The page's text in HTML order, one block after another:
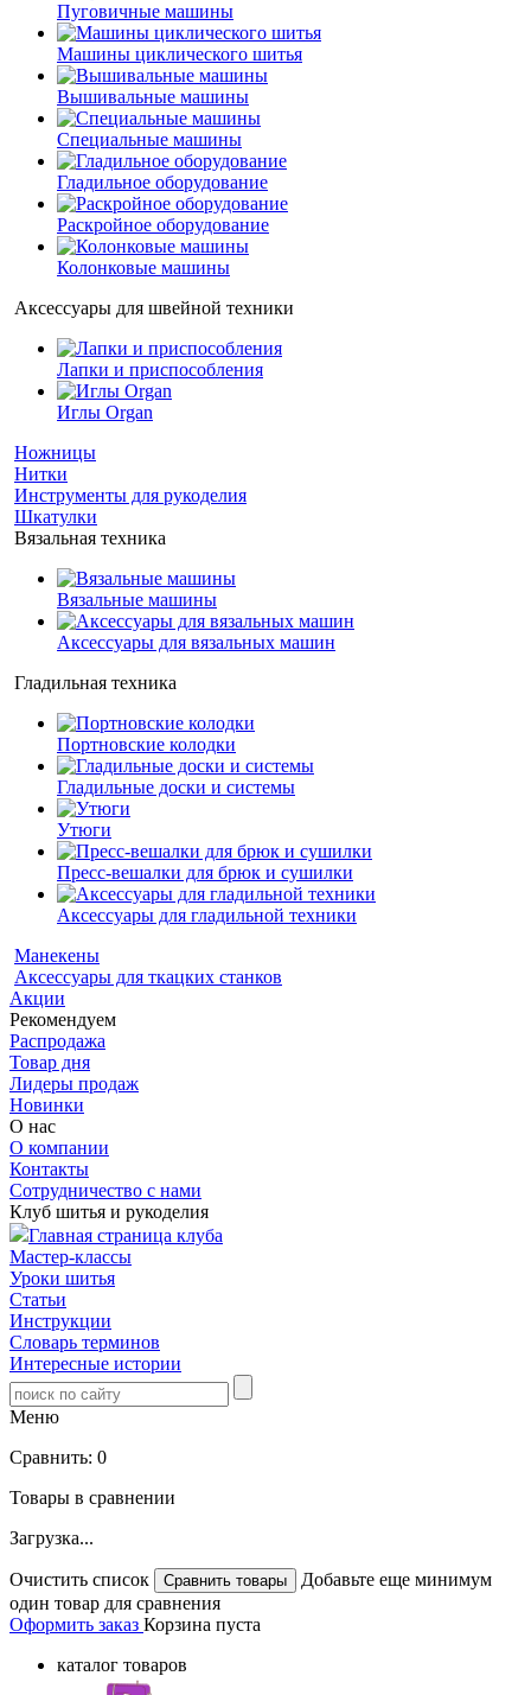
Пуговичные машины
Машины циклического шитья
Вышивальные машины
Специальные машины
Гладильное оборудование
Раскройное оборудование
Колонковые машины
Аксессуары для швейной техники
Лапки и приспособления
Иглы Organ
Ножницы
Нитки
Инструменты для рукоделия
Шкатулки
Вязальная техника
Вязальные машины
Аксессуары для вязальных машин
Гладильная техника
Портновские колодки
Гладильные доски и системы
Утюги
Пресс-вешалки для брюк и сушилки
Аксессуары для гладильной техники
Манекены
Аксессуары для ткацких станков
Акции
Рекомендуем
Распродажа
Товар дня
Лидеры продаж
Новинки
О нас
О компании
Контакты
Сотрудничество с нами
Клуб шитья и рукоделия
Главная страница клуба
Мастер-классы
Уроки шитья
Статьи
Инструкции
Словарь терминов
Интересные истории
Меню
Сравнить: 0
Товары в сравнении
Загрузка...
Очистить список
Добавьте еще минимум
один товар для сравнения
Оформить заказ Корзина пуста
каталог товаров